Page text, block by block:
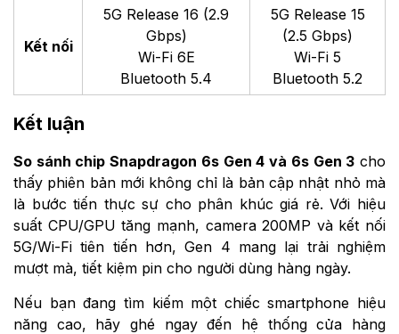
Kết nối
5G Release 16 (2.9
Gbps)
Wi-Fi 6E
Bluetooth 5.4
5G Release 15
(2.5 Gbps)
Wi-Fi 5
Bluetooth 5.2
Kết luận
So sánh chip Snapdragon 6s Gen 4 và 6s Gen 3 cho
thấy phiên bản mới không chỉ là bản cập nhật nhỏ mà
là bước tiến thực sự cho phân khúc giá rẻ. Với hiệu
suất CPU/GPU tăng mạnh, camera 200MP và kết nối
5G/Wi-Fi tiên tiến hơn, Gen 4 mang lại trải nghiệm
mượt mà, tiết kiệm pin cho người dùng hàng ngày.
Nếu bạn đang tìm kiếm một chiếc smartphone hiệu
năng cao, hãy ghé ngay đến hệ thống cửa hàng